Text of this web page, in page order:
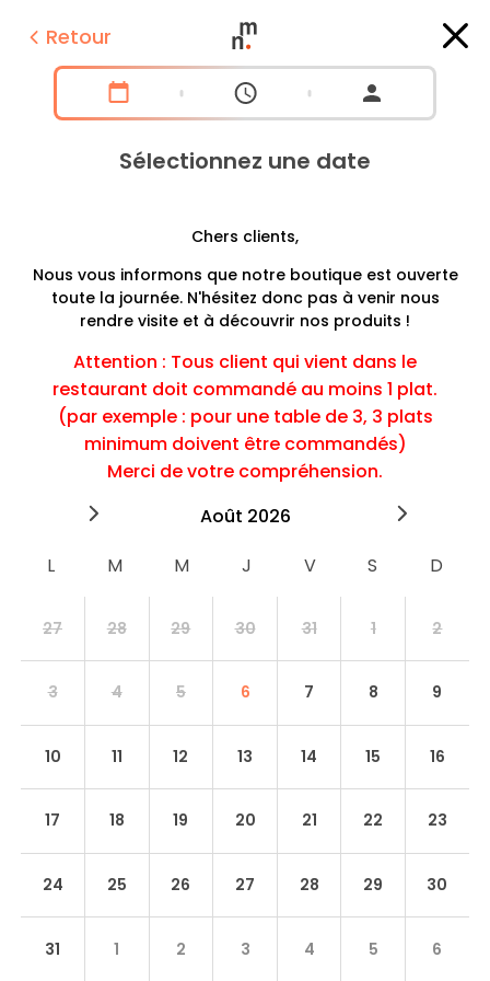
Retour
Sélectionnez une date
Chers clients,
Nous vous informons que notre boutique est ouverte
toute la journée. N'hésitez donc pas à venir nous
rendre visite et à découvrir nos produits !
Attention : Tous client qui vient dans le
restaurant doit commandé au moins 1 plat.
(par exemple : pour une table de 3, 3 plats
minimum doivent être commandés)
Merci de votre compréhension.
août 2026
27 28 29 30 31 1 2
3 4 5 6 7 8 9
10 11 12 13 14 15 16
17 18 19 20 21 22 23
24 25 26 27 28 29 30
31 1 2 3 4 5 6